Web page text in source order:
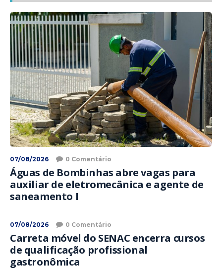
07/08/2026 0 Comentário
Águas de Bombinhas abre vagas para
auxiliar de eletromecânica e agente de
saneamento I
07/08/2026 0 Comentário
Carreta móvel do SENAC encerra cursos
de qualificação profissional
gastronômica